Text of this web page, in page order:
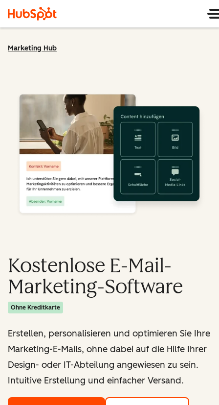
Marketing Hub
Kostenlose E-Mail-
Marketing-Software
Ohne Kreditkarte
Erstellen, personalisieren und optimieren Sie Ihre
Marketing-E-Mails, ohne dabei auf die Hilfe Ihrer
Design- oder IT-Abteilung angewiesen zu sein.
Intuitive Erstellung und einfacher Versand.